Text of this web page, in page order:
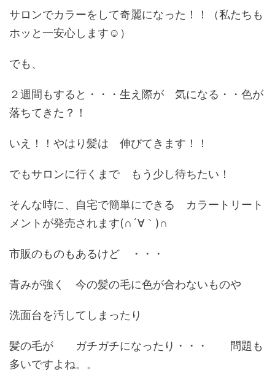
サロンでカラーをして奇麗になった！！（私たちも
ホッと一安心します☺）
でも、
２週間もすると・・・生え際が 気になる・・色が
落ちてきた？！
いえ！！やはり髪は 伸びてきます！！
でもサロンに行くまで もう少し待ちたい！
そんな時に、自宅で簡単にできる カラートリート
メントが発売されます(∩´∀｀)∩
市販のものもあるけど ・・・
青みが強く 今の髪の毛に色が合わないものや
洗面台を汚してしまったり
髪の毛が ガチガチになったり・・・ 問題も
多いですよね。。